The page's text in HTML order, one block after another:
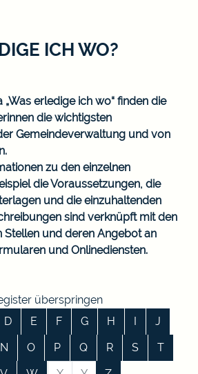
ICH WO?
erledige ich wo“ finden die
die wichtigsten
Gemeindeverwaltung und von
zu den einzelnen
die Voraussetzungen, die
und die einzuhaltenden
sind verknüpft mit den
Stellen und deren Angebot an
und Onlinediensten.
überspringen
D E F G H I
J
N O P Q R S
T